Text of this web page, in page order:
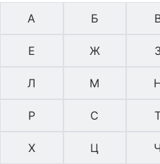
А Б
Е Ж З
Л М
Р С
Х Ц Ч